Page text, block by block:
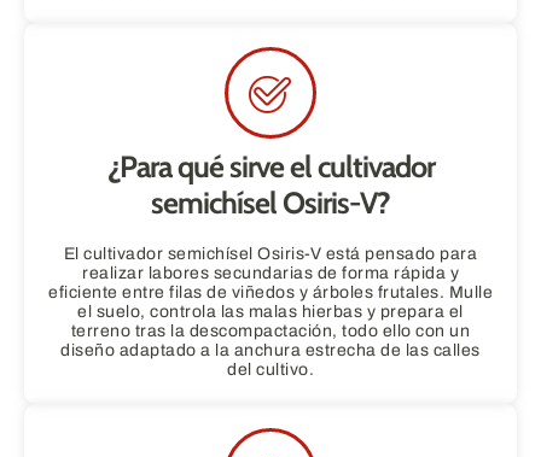
¿Para qué sirve el cultivador
semichísel Osiris-V?
El cultivador semichísel Osiris-V está pensado para
realizar labores secundarias de forma rápida y
eficiente entre filas de viñedos y árboles frutales. Mulle
el suelo, controla las malas hierbas y prepara el
terreno tras la descompactación, todo ello con un
diseño adaptado a la anchura estrecha de las calles
del cultivo.